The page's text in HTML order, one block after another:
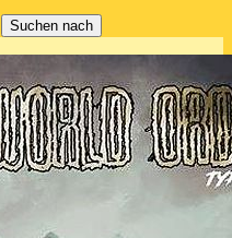
Suchen nach